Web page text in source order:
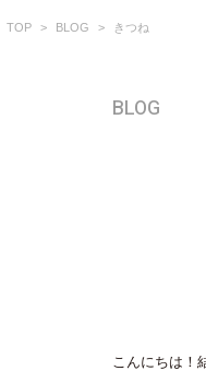
TOP BLOG きつね
BLOG
こんにちは！